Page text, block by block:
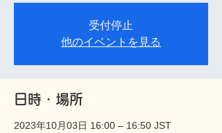
受付停止
他のイベントを見る
日時・場所
2023年10月03日 16:00 – 16:50 JST